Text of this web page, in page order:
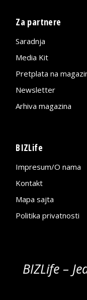
Za partnere
Saradnja
Media Kit
Pretplata na
Newsletter
Arhiva magazina
BIZLife
Impresum/O nama
Kontakt
Mapa sajta
Politika privatnosti
BIZLife –